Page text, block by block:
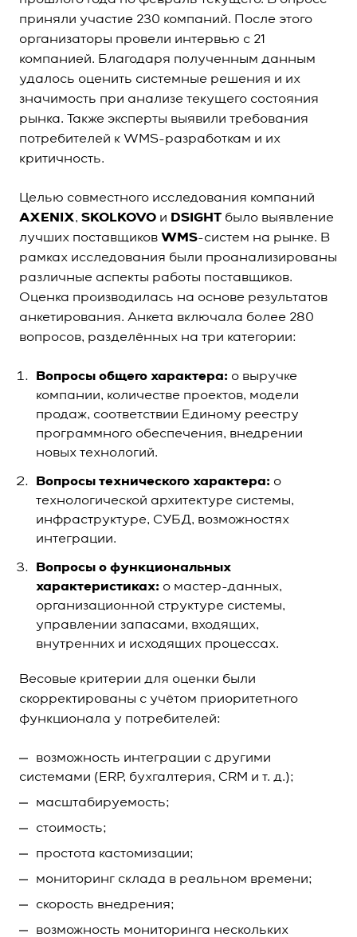
приняли участие 230 компаний. После этого
организаторы провели интервью с 21
компанией. Благодаря полученным данным
удалось оценить системные решения и их
значимость при анализе текущего состояния
рынка. Также эксперты выявили требования
потребителей к WMS-разработкам и их
критичность.
Целью совместного исследования компаний
AXENIX, SKOLKOVO и DSIGHT было выявление
лучших поставщиков WMS-систем на рынке. В
рамках исследования были проанализированы
различные аспекты работы поставщиков.
Оценка производилась на основе результатов
анкетирования. Анкета включала более 280
вопросов, разделённых на три категории:
Вопросы общего характера: о выручке
компании, количестве проектов, модели
продаж, соответствии Единому реестру
программного обеспечения, внедрении
новых технологий.
Вопросы технического характера: о
технологической архитектуре системы,
инфраструктуре, СУБД, возможностях
интеграции.
Вопросы о функциональных
характеристиках: о мастер-данных,
организационной структуре системы,
управлении запасами, входящих,
внутренних и исходящих процессах.
Весовые критерии для оценки были
скорректированы с учётом приоритетного
функционала у потребителей:
возможность интеграции с другими
системами (ERP, бухгалтерия, CRM и т. д.);
масштабируемость;
стоимость;
простота кастомизации;
мониторинг склада в реальном времени;
скорость внедрения;
возможность мониторинга нескольких